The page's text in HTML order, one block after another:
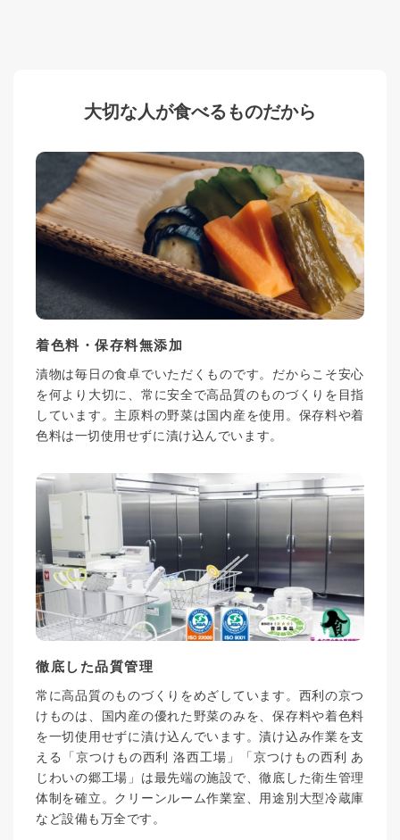
大切な人が食べるものだから
着色料・保存料無添加
漬物は毎日の食卓でいただくものです。だからこそ安心
を何より大切に、常に安全で高品質のものづくりを目指
しています。主原料の野菜は国内産を使用。保存料や着
色料は一切使用せずに漬け込んでいます。
徹底した品質管理
常に高品質のものづくりをめざしています。西利の京つ
けものは、国内産の優れた野菜のみを、保存料や着色料
を一切使用せずに漬け込んでいます。漬け込み作業を支
える「京つけもの西利 洛西工場」「京つけもの西利 あ
じわいの郷工場」は最先端の施設で、徹底した衛生管理
体制を確立。クリーンルーム作業室、用途別大型冷蔵庫
など設備も万全です。